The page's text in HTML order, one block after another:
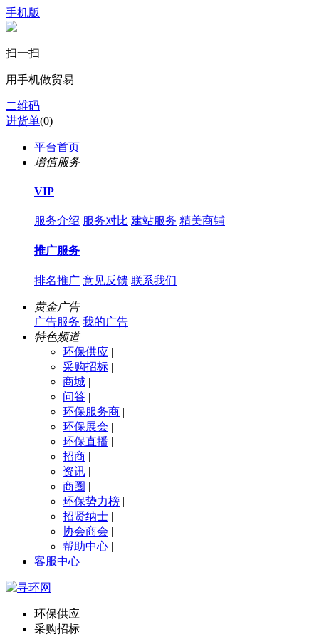
手机版
扫一扫
用手机做贸易
二维码
进货单(0)
平台首页
增值服务
VIP
服务介绍 服务对比 建站服务 精美商铺
推广服务
排名推广 意见反馈 联系我们
黄金广告
广告服务 我的广告
特色频道
环保供应 |
采购招标 |
商城 |
问答 |
环保服务商 |
环保展会 |
环保直播 |
招商 |
资讯 |
商圈 |
环保势力榜 |
招贤纳士 |
协会商会 |
帮助中心 |
客服中心
环保供应
采购招标